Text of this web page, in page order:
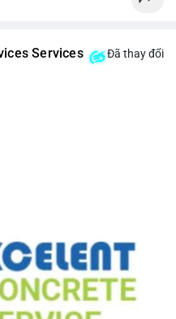
Services
Đã thay đổi